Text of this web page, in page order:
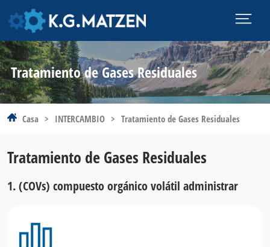
Tratamiento de Gases Residuales
Casa > INTERCAMBIO > Tratamiento de Gases Residuales
Tratamiento de Gases Residuales
1. (COVs) compuesto orgánico volátil administrar